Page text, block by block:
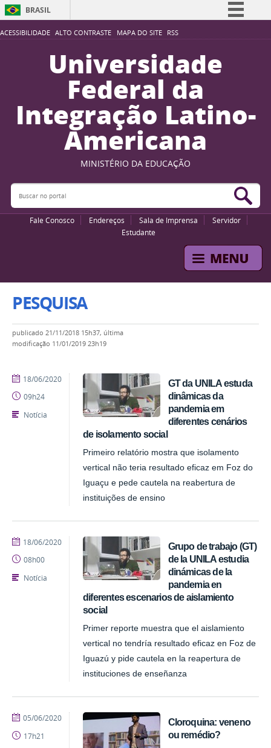
ACESSIBILIDADE ALTO CONTRASTE MAPA DO SITE RSS
BRASIL
Simplifique!
Participe
Acesso à informação
Legislação
Canais
Universidade
Federal da
Integração Latino-
Americana
MINISTÉRIO DA EDUCAÇÃO
Buscar no portal
Fale Conosco Endereços Sala de Imprensa
Servidor
Estudante
PESQUISA
publicado 21/11/2018 15h37, última
modificação 11/01/2019 23h19
GT da UNILA estuda
dinâmicas da
pandemia em
diferentes cenários
de isolamento social
Primeiro relatório mostra que isolamento
vertical não teria resultado eficaz em Foz do
Iguaçu e pede cautela na reabertura de
instituições de ensino
publicado
18/06/2020
09h24
Notícia
Grupo de trabajo (GT)
de la UNILA estudia
dinámicas de la
pandemia en
diferentes escenarios de aislamiento
social
Primer reporte muestra que el aislamiento
vertical no tendría resultado eficaz en Foz de
Iguazú y pide cautela en la reapertura de
instituciones de enseñanza
publicado
18/06/2020
08h00
Notícia
Cloroquina: veneno
ou remédio?
publicado
05/06/2020
17h21